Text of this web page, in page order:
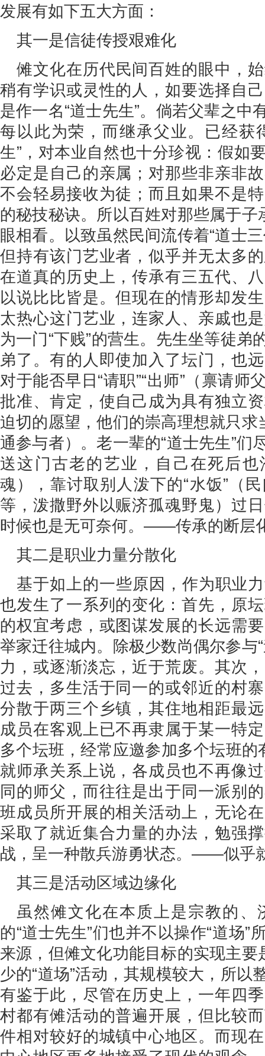
发展有如下五大方面：
其一是信徒传授艰难化
傩文化在历代民间百姓的眼中，
稍有学识或灵性的人，如要选择自
是作一名“道士先生”。倘若父辈之中
每以此为荣，而继承父业。已经获
生”，对本业自然也十分珍视：假如
必定是自己的亲属；对那些非亲非
不会轻易接收为徒；而且如果不是
的秘技秘诀。所以百姓对那些属于子
眼相看。以致虽然民间流传着“道士
但持有该门艺业者，似乎并无太多
在道真的历史上，传承有三五代、
以说比比皆是。但现在的情形却发
太热心这门艺业，连家人、亲戚也
为一门“下贱”的营生。先生坐等徒弟
弟了。有的人即使加入了坛门，也
对于能否早日“请职”“出师”（禀请
批准、肯定，使自己成为具有独立
迫切的愿望，他们的崇高理想就只求
通参与者）。老一辈的“道士先生”们
送这门古老的艺业，自己在死后也
魂），靠讨取别人泼下的“水饭”（
等，泼撒野外以赈济孤魂野鬼）过
时候也是无可奈何。——传承的断层
其二是职业力量分散化
基于如上的一些原因，作为职业
也发生了一系列的变化：首先，原
的权宜考虑，或图谋发展的长远需
举家迁往城内。除极少数尚偶尔参与
力，或逐渐淡忘，近于荒废。其次
过去，多生活于同一的或邻近的村
分散于两三个乡镇，其住地相距最
成员在客观上已不再隶属于某一特
多个坛班，经常应邀参加多个坛班的
就师承关系上说，各成员也不再像
同的师父，而往往是出于同一派别
班成员所开展的相关活动上，无论
采取了就近集合力量的办法，勉强
战，呈一种散兵游勇状态。——似乎
其三是活动区域边缘化
虽然傩文化在本质上是宗教的
的“道士先生”们也并不以操作“道场”
来源，但傩文化功能目标的实现主要
少的“道场”活动，其规模较大，所以
有鉴于此，尽管在历史上，一年四
村都有傩活动的普遍开展，但比较
件相对较好的城镇中心地区。而现